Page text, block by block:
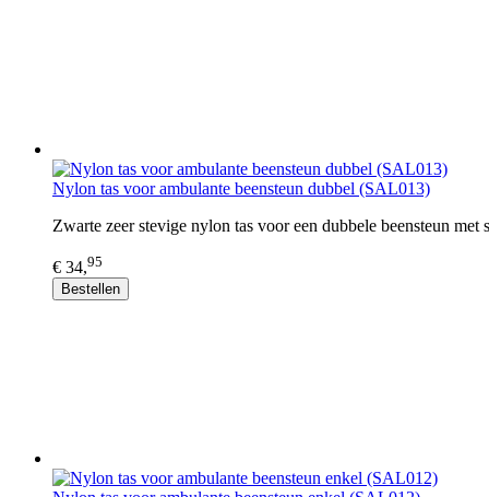
Nylon tas voor ambulante beensteun dubbel (SAL013)
Zwarte zeer stevige nylon tas voor een dubbele beensteun met
€ 34,95
Bestellen